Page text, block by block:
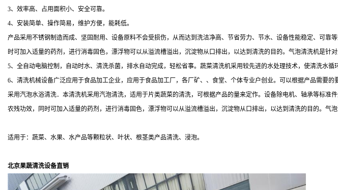
3、效率高、占用面积小、安全可靠。
4、安装简单、操作简易，维护方便，能耗低。
产品采用不锈钢制造而成、坚固耐用、设备原料不会受损伤，从而达到洗洁净高、节省劳力、节水、设备性能稳定、可
时可加入适量的药剂，进行消毒固色，漂浮物可以从溢流槽溢出，沉淀物从口排出，以达到清洗的目的。气泡清洗机是针
5、全自动电脑控制，自动时水、清洗杀菌，排水自动完成，轻松省事。蔬菜清洗机采用较先进的水处理技术，使清洗水循
6、清洗机械设备广泛应用于食品加工企业，应用于食品加工厂，各厂矿、、食堂、个体专业户创业。可以根据产品需要的
采用汽泡水浴清洗．本清洗机采用汽泡清洗，适用于片类蔬菜的清洗，可根据产品的量来定作。设备除电机、轴承等标
农残功效，同时可加入适量的药剂，进行消毒固色，漂浮物可以从溢流槽溢出，沉淀物从口排出，以达到清洗的目的。气
适用于：蔬菜、水果、水产品等颗粒状、叶状、根茎类产品清洗、浸泡。
北京果蔬清洗设备直销